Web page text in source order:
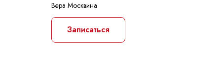
Вера Москвина
Записаться